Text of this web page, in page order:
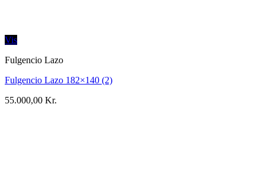
Vis
Fulgencio Lazo
Fulgencio Lazo 182×140 (2)
55.000,00 Kr.